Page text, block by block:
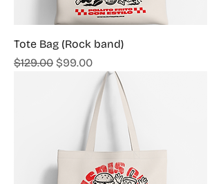
Tote Bag (Rock band)
Precio
$129.00 Precio de oferta
$99.00